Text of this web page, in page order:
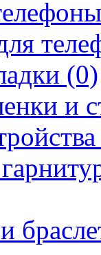
(0)
и